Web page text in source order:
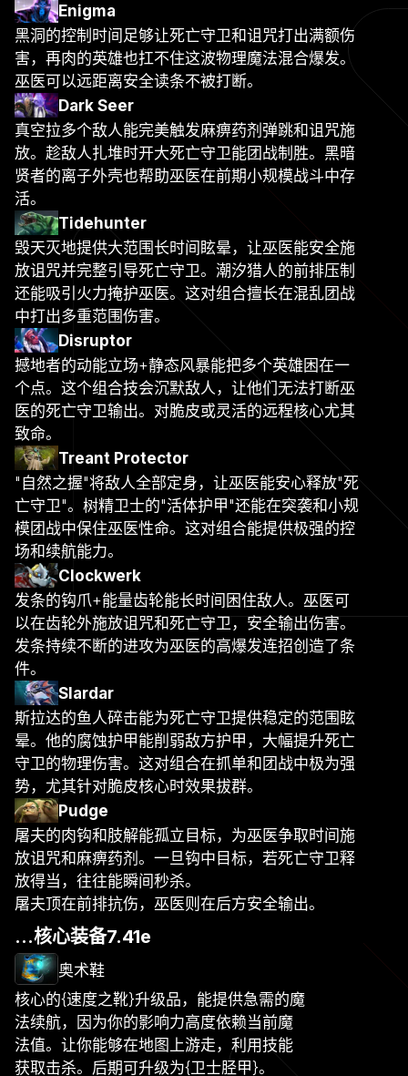
Enigma
黑洞的控制时间足够让死亡守卫和诅咒打出满额伤
害，再肉的英雄也扛不住这波物理魔法混合爆发。
巫医可以远距离安全读条不被打断。
Dark Seer
真空拉多个敌人能完美触发麻痹药剂弹跳和诅咒施
放。趁敌人扎堆时开大死亡守卫能团战制胜。黑暗
贤者的离子外壳也帮助巫医在前期小规模战斗中存
活。
Tidehunter
毁天灭地提供大范围长时间眩晕，让巫医能安全施
放诅咒并完整引导死亡守卫。潮汐猎人的前排压制
还能吸引火力掩护巫医。这对组合擅长在混乱团战
中打出多重范围伤害。
Disruptor
撼地者的动能立场+静态风暴能把多个英雄困在一
个点。这个组合技会沉默敌人，让他们无法打断巫
医的死亡守卫输出。对脆皮或灵活的远程核心尤其
致命。
Treant Protector
"自然之握"将敌人全部定身，让巫医能安心释放"死
亡守卫"。树精卫士的"活体护甲"还能在突袭和小规
模团战中保住巫医性命。这对组合能提供极强的控
场和续航能力。
Clockwerk
发条的钩爪+能量齿轮能长时间困住敌人。巫医可
以在齿轮外施放诅咒和死亡守卫，安全输出伤害。
发条持续不断的进攻为巫医的高爆发连招创造了条
件。
Slardar
斯拉达的鱼人碎击能为死亡守卫提供稳定的范围眩
晕。他的腐蚀护甲能削弱敌方护甲，大幅提升死亡
守卫的物理伤害。这对组合在抓单和团战中极为强
势，尤其针对脆皮核心时效果拔群。
Pudge
屠夫的肉钩和肢解能孤立目标，为巫医争取时间施
放诅咒和麻痹药剂。一旦钩中目标，若死亡守卫释
放得当，往往能瞬间秒杀。
屠夫顶在前排抗伤，巫医则在后方安全输出。
...核心装备7.41e
奥术鞋
核心的{速度之靴}升级品，能提供急需的魔
法续航，因为你的影响力高度依赖当前魔
法值。让你能够在地图上游走，利用技能
获取击杀。后期可升级为{卫士胫甲}。